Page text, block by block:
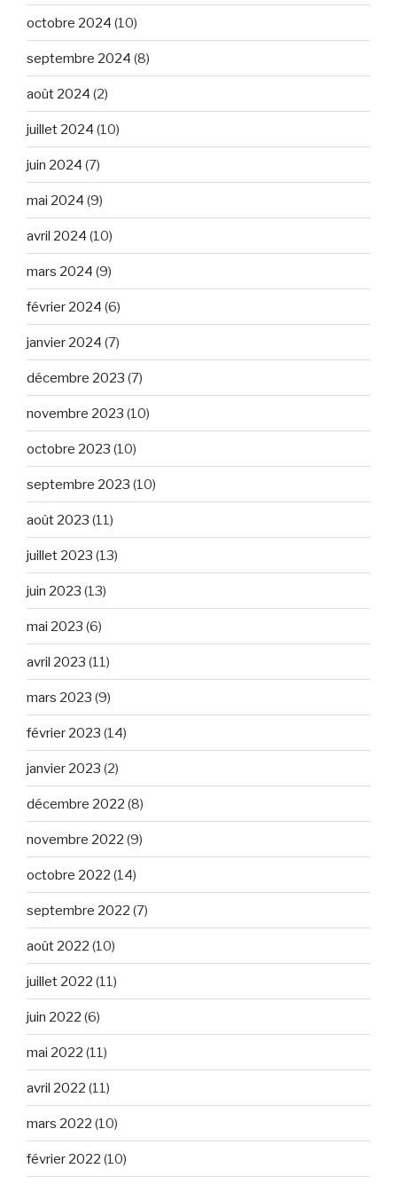
octobre 2024 (10)
septembre 2024 (8)
août 2024 (2)
juillet 2024 (10)
juin 2024 (7)
mai 2024 (9)
avril 2024 (10)
mars 2024 (9)
février 2024 (6)
janvier 2024 (7)
décembre 2023 (7)
novembre 2023 (10)
octobre 2023 (10)
septembre 2023 (10)
août 2023 (11)
juillet 2023 (13)
juin 2023 (13)
mai 2023 (6)
avril 2023 (11)
mars 2023 (9)
février 2023 (14)
janvier 2023 (2)
décembre 2022 (8)
novembre 2022 (9)
octobre 2022 (14)
septembre 2022 (7)
août 2022 (10)
juillet 2022 (11)
juin 2022 (6)
mai 2022 (11)
avril 2022 (11)
mars 2022 (10)
février 2022 (10)